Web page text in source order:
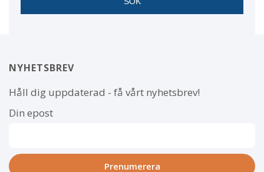
NYHETSBREV
Håll dig uppdaterad - få vårt nyhetsbrev!
Din epost